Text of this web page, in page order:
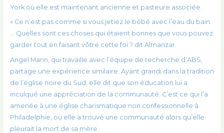
York où elle est maintenant ancienne et pasteure associée.
« Ce n’est pas comme si vous jetiez le bébé avec l’eau du bain.
… Quelles sont ces choses qui étaient bonnes que vous pouvez
garder tout en faisant vôtre cette foi ? dit Almanzar.
Angel Mann, qui travaille avec l’équipe de recherche d’ABS,
partage une expérience similaire. Ayant grandi dans la tradition
de l’église noire du Sud, elle dit que son éducation lui a
inculqué une appréciation de la communauté. C’est ce qui l’a
amenée à une église charismatique non confessionnelle à
Philadelphie, où elle a trouvé une communauté alors qu’elle
pleurait la mort de sa mère.